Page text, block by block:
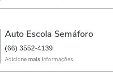
Auto Escola Semáforo
(66) 3552-4139
Adicione mais informações